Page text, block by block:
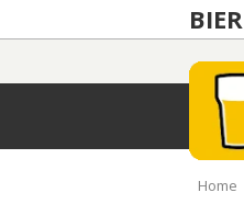
BIER
Home